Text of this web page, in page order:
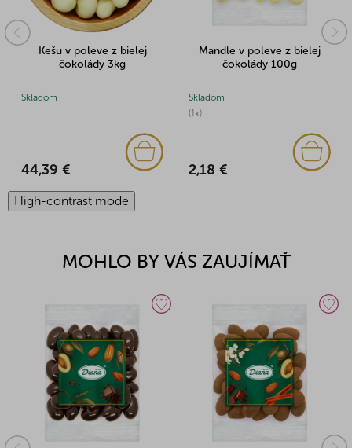
Kešu v poleve z bielej
čokolády 3kg
Skladom
44,39 €
Mandle v poleve z bielej
čokolády 100g
(1x)
Skladom
2,18 €
High-contrast mode
MOHLO BY VÁS ZAUJÍMAŤ